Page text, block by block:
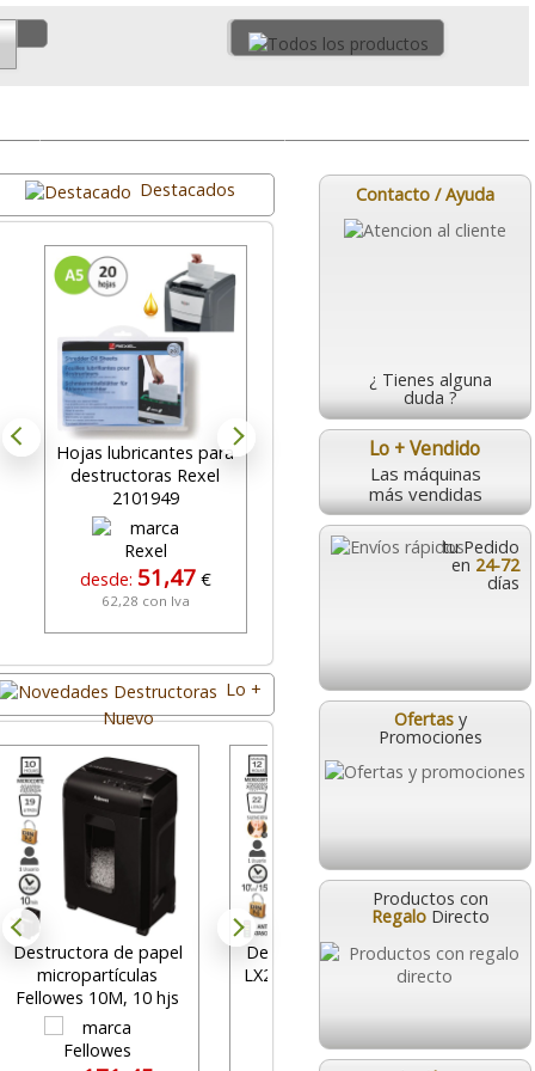
Contacto / Ayuda
¿ Tienes alguna
duda ?
Lo + Vendido
Las máquinas
más vendidas
tu Pedido
en 24-72
días
Ofertas y
Promociones
Productos con
Regalo Directo
Destacados
Hojas lubricantes para
destructoras Rexel
2101949
desde: 51,47 €
62,28 con Iva
Fellowes 99Ci,
Destructora Uso
Intensivo, 18 hojas P-4
Lo +
Nuevo
Destructora de papel
micropartículas
Fellowes 10M, 10 hjs
Destructora Fellowes
LX201 microcorte P-5,